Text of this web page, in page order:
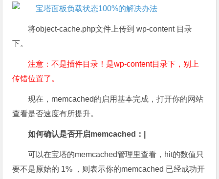
将object-cache.php文件上传到 wp-content 目录
下。
注意：不是插件目录！是wp-content目录下，别上
传错位置了。
现在，memcached的启用基本完成，打开你的网站
查看是否速度有所提升。
如何确认是否开启memcached：|
可以在宝塔的memcached管理里查看，hit的数值只
要不是原始的 1% ，则表示你的memcached 已经成功开